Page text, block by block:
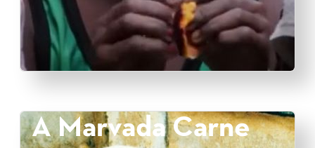
A Marvada Carne